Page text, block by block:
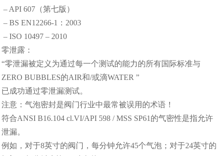
– API 607（第七版）
– BS EN12266-1：2003
– ISO 10497 – 2010
零泄露：
“零泄漏被定义为通过每一个测试的能力的所有国际标准与
ZERO BUBBLES的AIR和/或滴WATER ”
已成功通过零泄漏测试。
注意：气泡密封是阀门行业中最常被误用的术语！
符合ANSI B16.104 cl.VI/API 598 / MSS SP61的气密性是指允许
泄漏。
例如，对于8英寸的阀门，每分钟允许45个气泡；对于24英寸的